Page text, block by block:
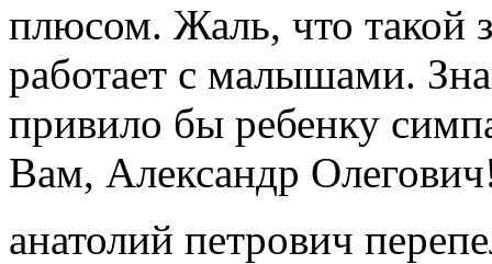
плюсом. Жаль, что такой
работает с малышами.
привило бы ребенку
Вам, Александр
анатолий петрович